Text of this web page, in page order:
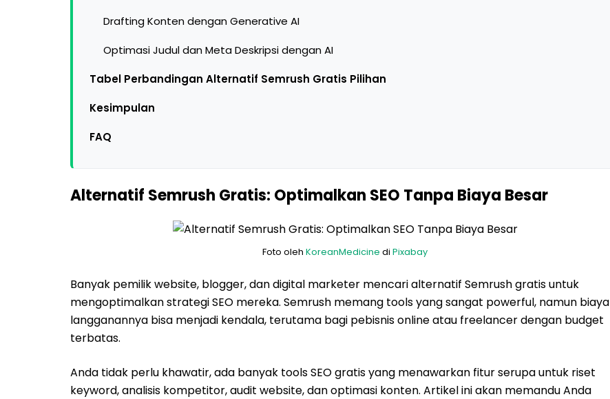
Drafting Konten dengan Generative AI
Optimasi Judul dan Meta Deskripsi dengan AI
Tabel Perbandingan Alternatif Semrush Gratis Pilihan
Kesimpulan
FAQ
Alternatif Semrush Gratis: Optimalkan SEO Tanpa Biaya Besar
Foto oleh KoreanMedicine di Pixabay
Banyak pemilik website, blogger, dan digital marketer mencari alternatif Semrush gratis untuk
mengoptimalkan strategi SEO mereka. Semrush memang tools yang sangat powerful, namun biaya
langganannya bisa menjadi kendala, terutama bagi pebisnis online atau freelancer dengan budget
terbatas.
Anda tidak perlu khawatir, ada banyak tools SEO gratis yang menawarkan fitur serupa untuk riset
keyword, analisis kompetitor, audit website, dan optimasi konten. Artikel ini akan memandu Anda